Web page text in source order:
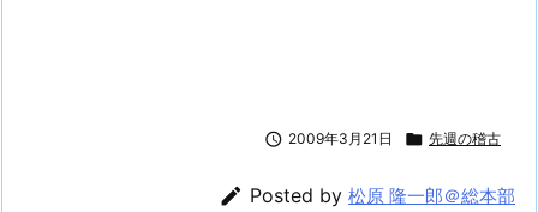
 2009年3月21日  先週の稽古
 Posted by 松原 隆一郎＠総本部